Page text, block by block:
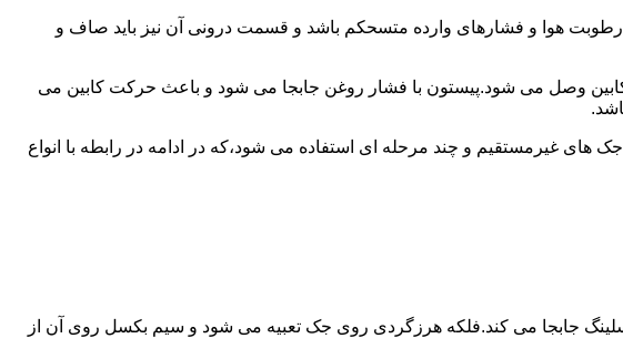
هوا و فشارهای وارده متسحکم باشد و قسمت درونی آن نیز باید صاف و
کابین وصل می شود.پیستون با فشار روغن جابجا می شود و باعث حرکت کابین می
30 تن است از جک مستقیم و برای آسانسورهایی که ظرفیتشان بیش از 30 تن است از جک های غیرمستقیم و چند مرحله ای استفاده می شود،که در ادامه در رابطه با انواع
جابجا می کند.فلکه هرزگردی روی جک تعبیه می شود و سیم بکسل روی آن از